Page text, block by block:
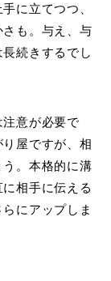
に立てつつ、
も。与え、与
続きするでし
意が必要で
屋ですが、相
。本格的に溝
相手に伝える
にアップしま